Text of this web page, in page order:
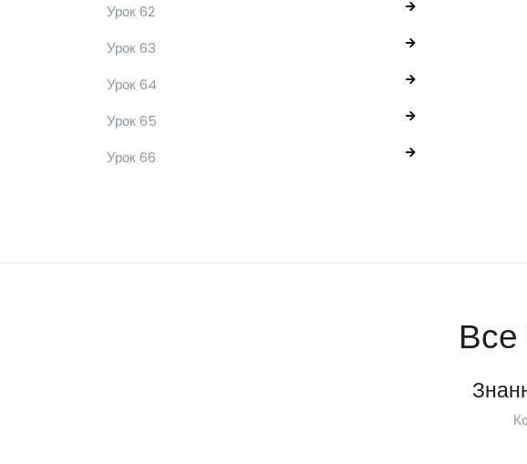
Урок 62
Урок 63
Урок 64
Урок 65
Урок 66
Все